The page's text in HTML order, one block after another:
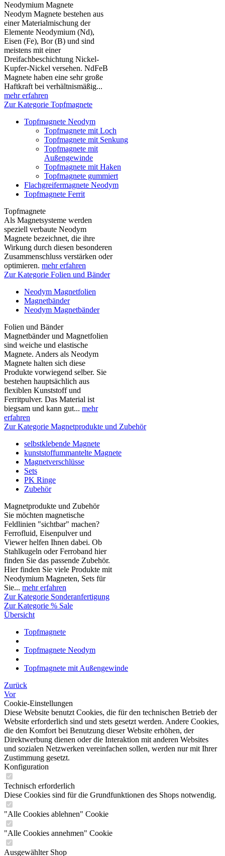
Neodymium Magnete
Neodym Magnete bestehen aus
einer Materialmischung der
Elemente Neodymium (Nd),
Eisen (Fe), Bor (B) und sind
meistens mit einer
Dreifachbeschichtung Nickel-
Kupfer-Nickel versehen. NdFeB
Magnete haben eine sehr große
Haftkraft bei verhältnismäßig...
mehr erfahren
Zur Kategorie Topfmagnete
Topfmagnete Neodym
Topfmagnete mit Loch
Topfmagnete mit Senkung
Topfmagnete mit
Außengewinde
Topfmagnete mit Haken
Topfmagnete gummiert
Flachgreifermagnete Neodym
Topfmagnete Ferrit
Topfmagnete
Als Magnetsysteme werden
speziell verbaute Neodym
Magnete bezeichnet, die ihre
Wirkung durch diesen besonderen
Zusammenschluss verstärken oder
optimieren. mehr erfahren
Zur Kategorie Folien und Bänder
Neodym Magnetfolien
Magnetbänder
Neodym Magnetbänder
Folien und Bänder
Magnetbänder und Magnetfolien
sind weiche und elastische
Magnete. Anders als Neodym
Magnete halten sich diese
Produkte vorwiegend selber. Sie
bestehen hauptsächlich aus
flexiblen Kunststoff und
Ferritpulver. Das Material ist
biegsam und kann gut... mehr
erfahren
Zur Kategorie Magnetprodukte und Zubehör
selbstklebende Magnete
kunststoffummantelte Magnete
Magnetverschlüsse
Sets
PK Ringe
Zubehör
Magnetprodukte und Zubehör
Sie möchten magnetische
Feldlinien "sichtbar" machen?
Ferrofluid, Eisenpulver und
Viewer helfen Ihnen dabei. Ob
Stahlkugeln oder Ferroband hier
finden Sie das passende Zubehör.
Hier finden Sie viele Produkte mit
Neodymium Magneten, Sets für
Sie... mehr erfahren
Zur Kategorie Sonderanfertigung
Zur Kategorie % Sale
Übersicht
Topfmagnete
Topfmagnete Neodym
Topfmagnete mit Außengewinde
Zurück
Vor
Cookie-Einstellungen
Diese Website benutzt Cookies, die für den technischen Betrieb der
Website erforderlich sind und stets gesetzt werden. Andere Cookies,
die den Komfort bei Benutzung dieser Website erhöhen, der
Direktwerbung dienen oder die Interaktion mit anderen Websites
und sozialen Netzwerken vereinfachen sollen, werden nur mit Ihrer
Zustimmung gesetzt.
Konfiguration
Technisch erforderlich
Diese Cookies sind für die Grundfunktionen des Shops notwendig.
"Alle Cookies ablehnen" Cookie
"Alle Cookies annehmen" Cookie
Ausgewählter Shop